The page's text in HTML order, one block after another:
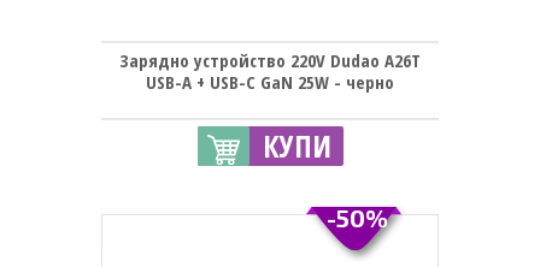
Зарядно устройство 220V Dudao A26T
USB-A + USB-C GaN 25W - черно
КУПИ
-50%